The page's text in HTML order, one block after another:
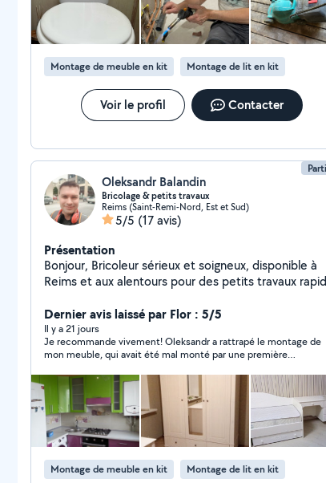
Montage de meuble en kit Montage de lit en kit
Voir le profil Contacter
Oleksandr Balandin
Bricolage & petits travaux
Reims (Saint-Remi-Nord, Est et Sud)
5/5 (17 avis)
Présentation
Bonjour, Bricoleur sérieux et soigneux, disponible à
Reims et aux alentours pour des petits travaux
différents travaux de bricolage : Montage et
démontage de meubles (IKEA, etc.) Réparation simple
de meubles Peinture murs et plafonds Rebouchage et
enduit Pose de papier peint Pose simple de carrelage
Fixation d'objets au mur (étagères, cadres, TV) Aide
pour porter et déplacer des meubles Je dispose de
mon propre matériel (perforateur, visseuse, scie
sauteuse). Personne sérieuse, ponctuelle et
respectueuse. Disponible en semaine et le week-
Tarifs raisonnables selon les travaux. N'hésitez pas à
me contacter par message. Cordialement, Oleksandr
Dernier avis laissé par Flor : 5/5
Il y a 21 jours
Je recommande vivement! Oleksandr a rattrapé le montage de
mon meuble, qui avait été mal monté par une première
encore !
Montage de meuble en kit Montage de lit en kit